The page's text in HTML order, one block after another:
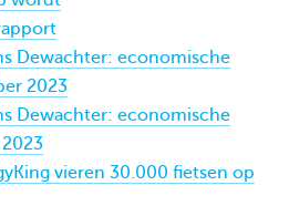
Dewachter: economische
2023
Dewachter: economische
vieren 30.000 fietsen op